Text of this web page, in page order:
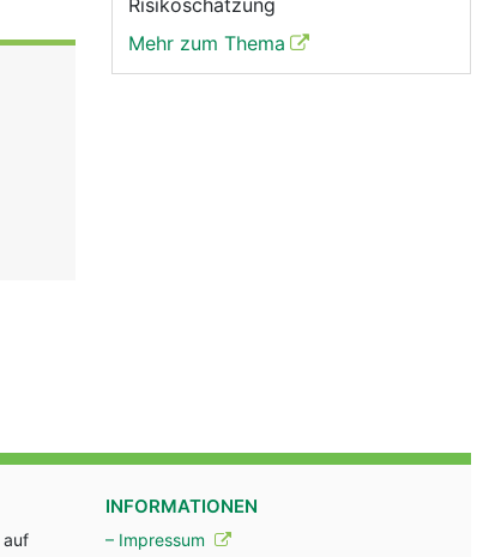
Risikoschätzung
Mehr zum Thema
auf
INFORMATIONEN
– Impressum